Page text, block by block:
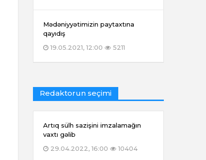
Mədəniyyətimizin paytaxtına
qayıdış
19.05.2021, 12:00
5211
Redaktorun seçimi
Artıq sülh sazişini imzalamağın
vaxtı gəlib
29.04.2022, 16:00
10404